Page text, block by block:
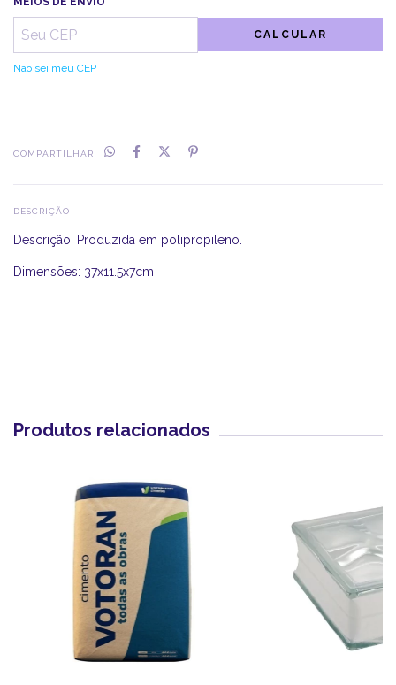
CALCULAR
Não sei meu CEP
COMPARTILHAR
DESCRIÇÃO
Descrição: Produzida em polipropileno.
Dimensões: 37x11.5x7cm
Produtos relacionados